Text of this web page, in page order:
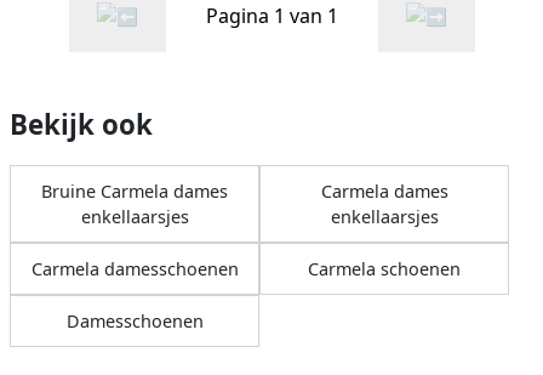
Pagina 1 van 1
Bekijk ook
Bruine Carmela dames
enkellaarsjes
Carmela dames
enkellaarsjes
Carmela damesschoenen Carmela schoenen
Damesschoenen